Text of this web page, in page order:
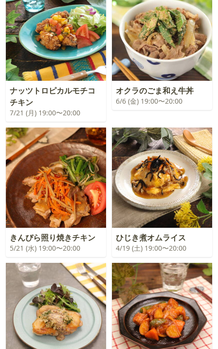
ナッツトロピカルモチコ
チキン
7/21 (月) 19:00〜20:00
オクラのごま和え牛丼
6/6 (金) 19:00〜20:00
きんぴら照り焼きチキン
5/21 (水) 19:00〜20:00
ひじき煮オムライス
4/19 (土) 19:00〜20:00